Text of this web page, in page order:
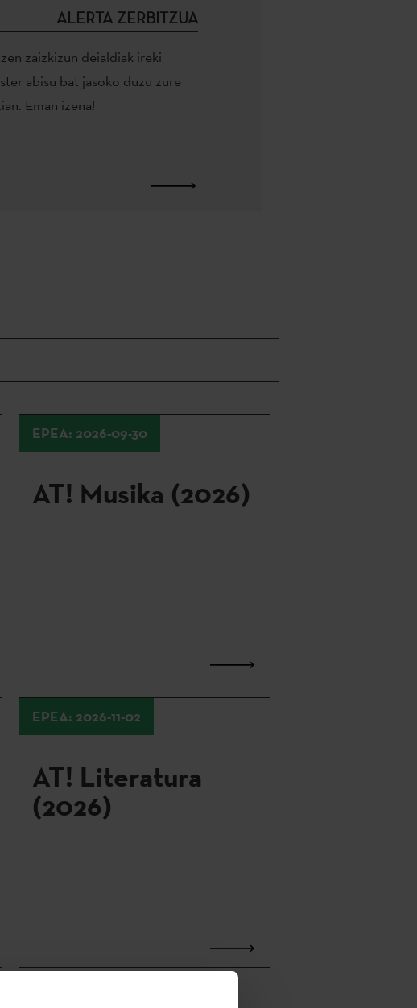
ALERTA ZERBITZUA
zaizkizun deialdiak ireki
abisu bat jasoko duzu zure
Eman izena!
EPEA: 2026-09-30
AT! Musika (2026)
EPEA: 2026-11-02
AT! Literatura
(2026)